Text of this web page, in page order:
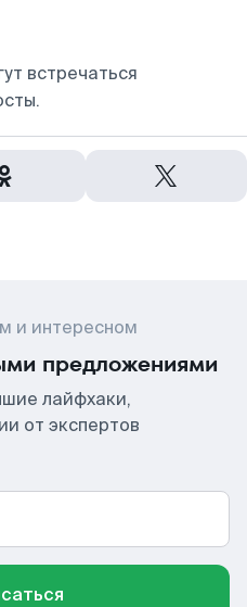
встречаться
и интересном
предложениями
лайфхаки,
от экспертов